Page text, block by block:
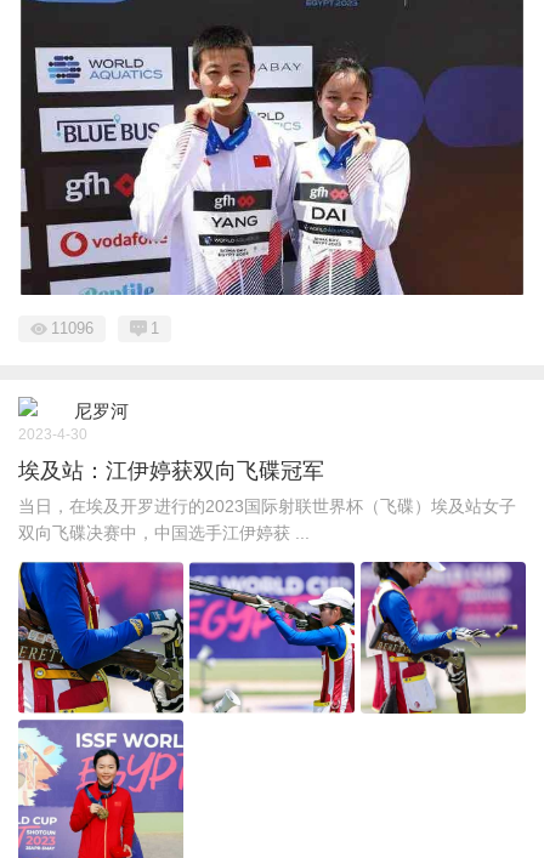
11096 1
尼罗河
2023-4-30
埃及站：江伊婷获双向飞碟冠军
当日，在埃及开罗进行的2023国际射联世界杯（飞碟）埃及站女子
双向飞碟决赛中，中国选手江伊婷获 ...